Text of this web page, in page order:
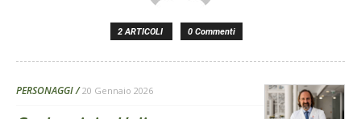
2 ARTICOLI 0 Commenti
PERSONAGGI 20 Gennaio 2026